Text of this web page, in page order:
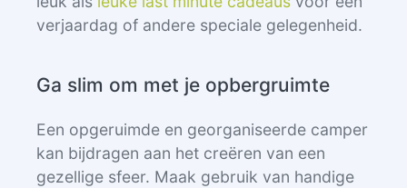
verjaardag of andere speciale gelegenheid.
Ga slim om met je opbergruimte
Een opgeruimde en georganiseerde camper
kan bijdragen aan het creëren van een
gezellige sfeer. Maak gebruik van handige